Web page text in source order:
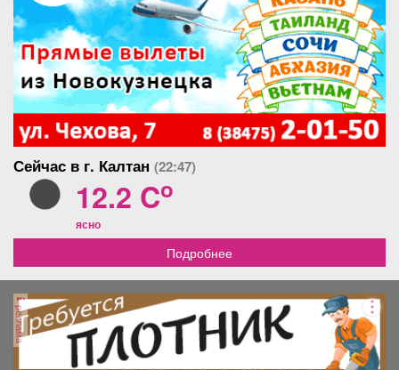
Сейчас в г. Калтан (22:47)
12.2 Co
ясно
Подробнее
реклама